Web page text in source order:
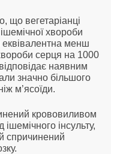
що вегетаріанці
хвороби
еквівалентна менш
серця на 1000
наявним
значно більшого
м’ясоїди.
крововиливом
ішемічного інсульту,
спричинений